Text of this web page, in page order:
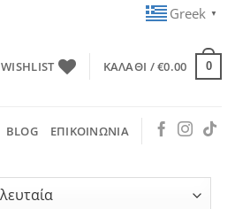
Greek ▼
WISHLIST ΚΑΛΆΘΙ /€0.00 0
BLOG ΕΠΙΚΟΙΝΩΝΙΑ